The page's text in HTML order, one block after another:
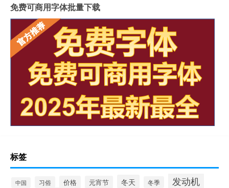
免费可商用字体批量下载
标签
中国 习俗 价格 元宵节 冬天 冬季 发动机